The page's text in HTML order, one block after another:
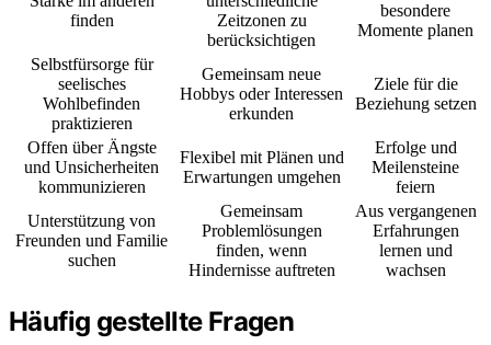
finden
Zeitzonen zu
berücksichtigen
besondere
Momente planen
Selbstfürsorge für
seelisches
Wohlbefinden
praktizieren
Gemeinsam neue
Hobbys oder Interessen
erkunden
Ziele für die
Beziehung setzen
Offen über Ängste
und Unsicherheiten
kommunizieren
Flexibel mit Plänen und
Erwartungen umgehen
Erfolge und
Meilensteine
feiern
Unterstützung von
Freunden und Familie
suchen
Gemeinsam
Problemlösungen
finden, wenn
Hindernisse auftreten
Aus vergangenen
Erfahrungen
lernen und
wachsen
Häufig gestellte Fragen